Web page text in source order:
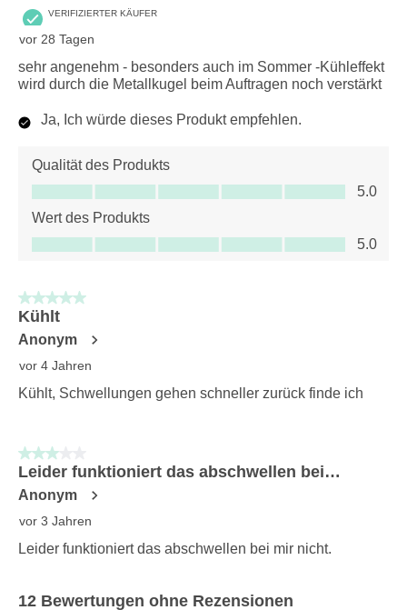
VERIFIZIERTER KÄUFER
vor 28 Tagen
sehr angenehm - besonders auch im Sommer -Kühleffekt
wird durch die Metallkugel beim Auftragen noch verstärkt
Ja, Ich würde dieses Produkt empfehlen.
Qualität des Produkts
Qualität des Produkts, 5.0 von 5
5.0
Wert des Produkts
Wert des Produkts, 5.0 von 5
5.0
5 von 5 Sternen.
Kühlt
Anonym
vor 4 Jahren
Kühlt, Schwellungen gehen schneller zurück finde ich
3 von 5 Sternen.
Leider funktioniert das abschwellen bei…
Anonym
vor 3 Jahren
Leider funktioniert das abschwellen bei mir nicht.
12 Bewertungen ohne Rezensionen